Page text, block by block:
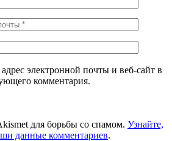
электронной почты и веб-сайт в
комментария.
для борьбы со спамом. Узнайте,
данные комментариев.